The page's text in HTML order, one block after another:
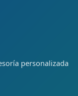
personalizada